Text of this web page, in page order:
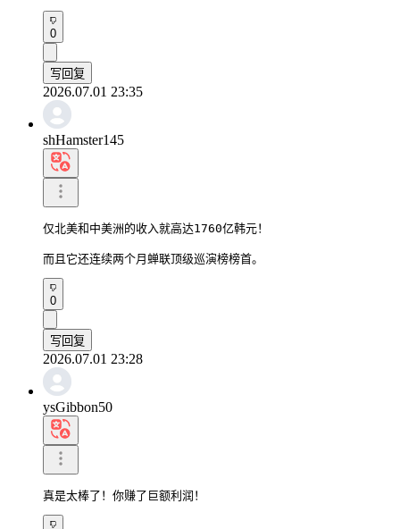
0
写回复
2026.07.01 23:35
shHamster145
仅北美和中美洲的收入就高达1760亿韩元！
而且它还连续两个月蝉联顶级巡演榜榜首。
0
写回复
2026.07.01 23:28
ysGibbon50
真是太棒了！你赚了巨额利润！